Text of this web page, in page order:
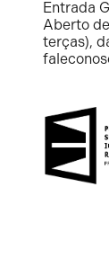
Entrada
Aberto
terças),